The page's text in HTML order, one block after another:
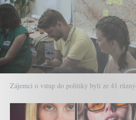
Zájemci o vstup do politiky byli ze 41